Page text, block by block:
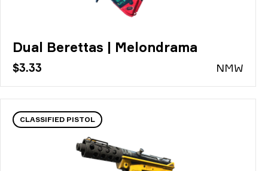
Dual Berettas | Melondrama
$3.33 NMW
CLASSIFIED PISTOL